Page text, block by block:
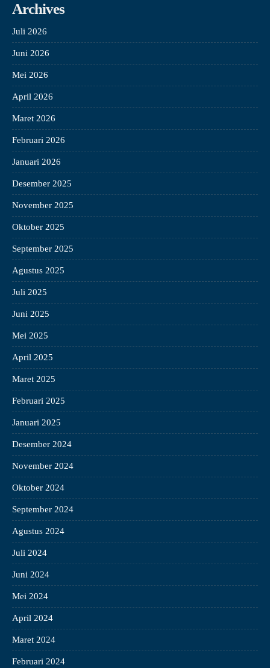
Archives
Juli 2026
Juni 2026
Mei 2026
April 2026
Maret 2026
Februari 2026
Januari 2026
Desember 2025
November 2025
Oktober 2025
September 2025
Agustus 2025
Juli 2025
Juni 2025
Mei 2025
April 2025
Maret 2025
Februari 2025
Januari 2025
Desember 2024
November 2024
Oktober 2024
September 2024
Agustus 2024
Juli 2024
Juni 2024
Mei 2024
April 2024
Maret 2024
Februari 2024